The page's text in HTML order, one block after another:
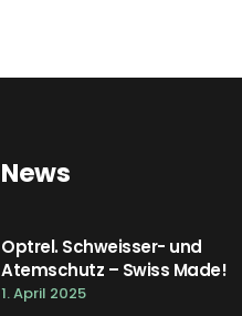
News
Optrel. Schweisser- und
Atemschutz – Swiss Made!
1. April 2025